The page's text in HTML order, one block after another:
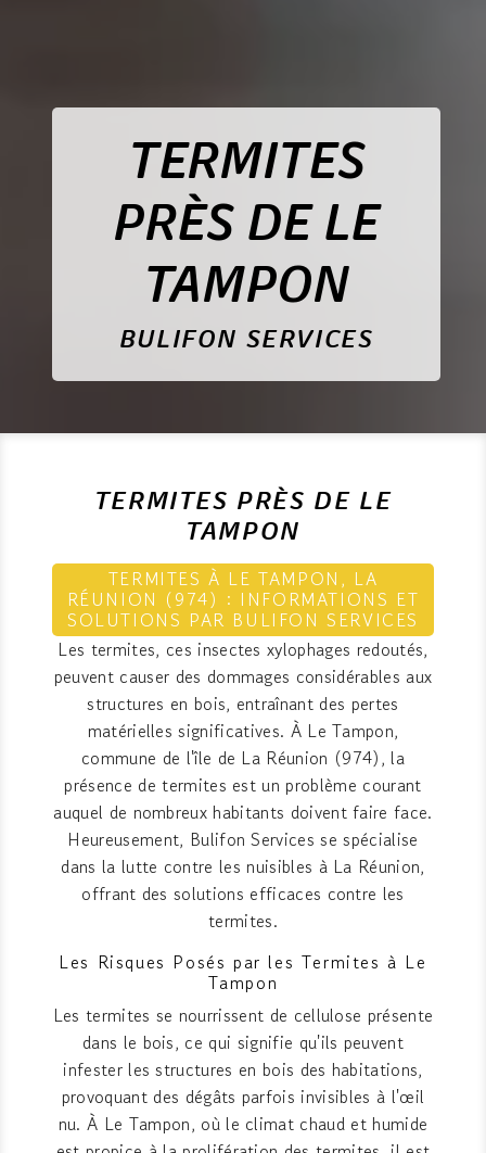
TERMITES
PRÈS DE LE
TAMPON
BULIFON SERVICES
TERMITES PRÈS DE LE
TAMPON
TERMITES À LE TAMPON, LA
RÉUNION (974) : INFORMATIONS ET
SOLUTIONS PAR BULIFON SERVICES
Les termites, ces insectes xylophages redoutés,
peuvent causer des dommages considérables aux
structures en bois, entraînant des pertes
matérielles significatives. À Le Tampon,
commune de l'île de La Réunion (974), la
présence de termites est un problème courant
auquel de nombreux habitants doivent faire face.
Heureusement, Bulifon Services se spécialise
dans la lutte contre les nuisibles à La Réunion,
offrant des solutions efficaces contre les
termites.
Les Risques Posés par les Termites à Le
Tampon
Les termites se nourrissent de cellulose présente
dans le bois, ce qui signifie qu'ils peuvent
infester les structures en bois des habitations,
provoquant des dégâts parfois invisibles à l'œil
nu. À Le Tampon, où le climat chaud et humide